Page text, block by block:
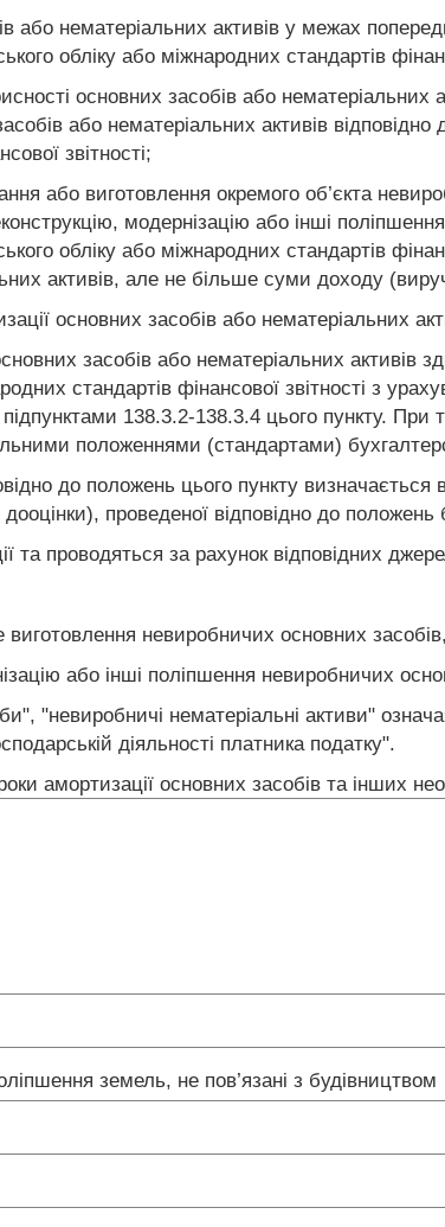
або нематеріальних активів у межах
обліку або міжнародних стандартів
основних засобів або
або нематеріальних активів
звітності;
або виготовлення окремого об’єкта
модернізацію або інші
обліку або міжнародних стандартів
активів, але не більше суми доходу
основних засобів або нематеріальних
засобів або нематеріальних активів
стандартів фінансової звітності з
підпунктами 138.3.2-138.3.4 цього пункту.
положеннями (стандартами)
до положень цього пункту визначається
проведеної відповідно до положень
та проводяться за рахунок відповідних
невиробничих основних
або інші поліпшення невиробничих
"невиробничі нематеріальні активи"
діяльності платника податку".
амортизації основних засобів та інших
земель, не пов’язані з будівництвом